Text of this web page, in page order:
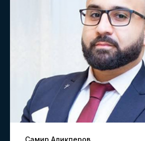
Самир Аликперов
с 2013 года
практико-
ориентированные знания и
навыки в финансах, аналитике,
бизнесе и data science.
Помогаем
определиться с
вектором личностного
развития.
Обучаемвыбранной профессии
– лишь необходимые знания и